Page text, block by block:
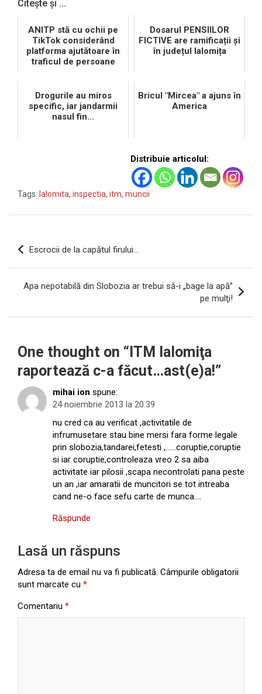
Citește și ...
ANITP stă cu ochii pe
TikTok considerând
platforma ajutătoare în
traficul de persoane
Dosarul PENSIILOR
FICTIVE are ramificații și
în județul Ialomița
Drogurile au miros
specific, iar jandarmii
nasul fin...
Bricul "Mircea" a ajuns în
America
Distribuie articolul:
Tags: Ialomita, inspectia, itm, muncii
Navigare
articole
Escrocii de la capătul firului…
Apa nepotabilă din Slobozia ar trebui să-i „bage la apă”
pe mulţi!
One thought on “ ITM Ialomiţa
raportează c-a făcut…ast(e)a!”
mihai ion spune:
24 noiembrie 2013 la 20:39
nu cred ca au verificat ,activitatile de
infrumusetare stau bine mersi fara forme legale
prin slobozia,tandarei,fetesti ,……coruptie,coruptie
si iar coruptie,controleaza vreo 2 sa aiba
activitate iar pilosii ,scapa necontrolati pana peste
un an ,iar amaratii de muncitori se tot intreaba
cand ne-o face sefu carte de munca….
Răspunde
Lasă un răspuns
Adresa ta de email nu va fi publicată. Câmpurile obligatorii
sunt marcate cu *
Comentariu *